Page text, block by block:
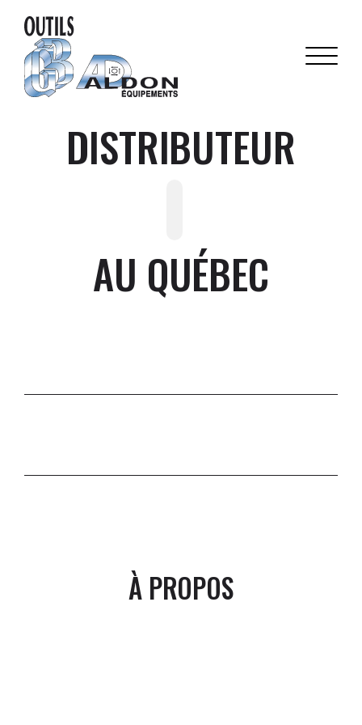
DISTRIBUTEUR
AU QUÉBEC
À PROPOS